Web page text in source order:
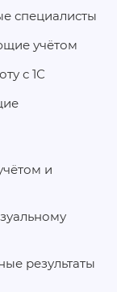
специалисты
учётом
с 1С
и
результаты